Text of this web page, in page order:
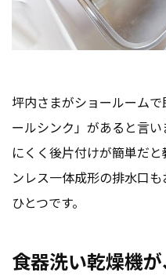
坪内さまがショールーム
ールシンク」があると言
にくく後片付けが簡単だ
ンレス一体成形の排水口
ひとつです。
食器洗い乾燥機